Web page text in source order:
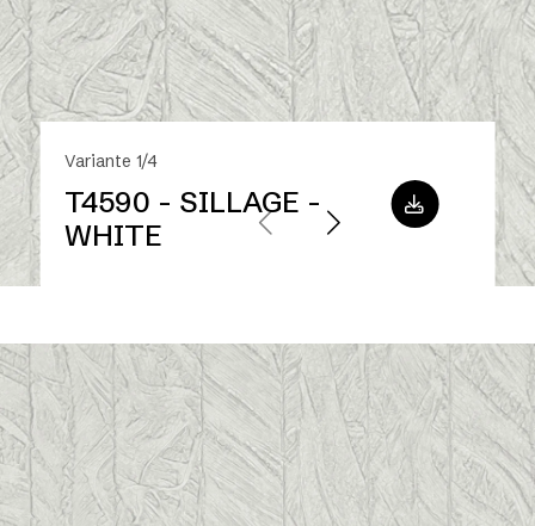
Variante 1/4
T4590 - SILLAGE -
WHITE